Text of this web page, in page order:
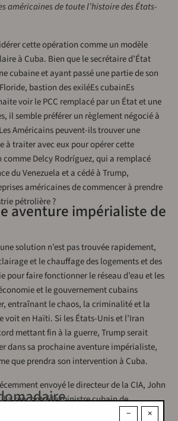
américaines de toute l’histoire des États-
cette opération comme un modèle
à Cuba. Bien que le secrétaire d’État
cubaine et ayant passé une partie de son
bastion des exiléEs cubainEs
voir le PCC remplacé par un État et une
il semble préférer un règlement négocié à
Américains peuvent-ils trouver une
à traiter avec eux pour opérer cette
Delcy Rodríguez, qui a remplacé
du Venezuela et a cédé à Trump,
américaines de commencer à prendre
pétrolière ?
aventure impérialiste de
solution n’est pas trouvée rapidement,
et le chauffage des logements et des
pour faire fonctionner le réseau d’eau et les
et le gouvernement cubains
entraînant le chaos, la criminalité et la
voit en Haïti. Si les États-Unis et l’Iran
mettant fin à la guerre, Trump serait
dans sa prochaine aventure impérialiste,
que prendra son intervention à Cuba.
envoyé le directeur de la CIA, John
a rencontré le ministre cubain de
au pays une aide de 100 millions de
×
−